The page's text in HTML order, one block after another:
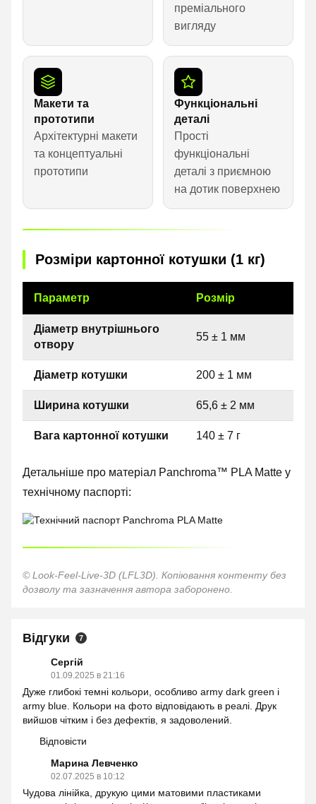
преміального
вигляду
Макети та
прототипи
Архітектурні макети
та концептуальні
прототипи
Функціональні
деталі
Прості
функціональні
деталі з приємною
на дотик поверхнею
Розміри картонної котушки (1 кг)
Параметр Розмір
Діаметр внутрішнього
отвору
55 ± 1 мм
Діаметр котушки 200 ± 1 мм
Ширина котушки 65,6 ± 2 мм
Вага картонної котушки 140 ± 7 г
Детальніше про матеріал Panchroma™ PLA Matte у
технічному паспорті:
© Look-Feel-Live-3D (LFL3D). Копіювання контенту без
дозволу та зазначення автора заборонено.
Відгуки 7
Сергій
01.09.2025 в 21:16
Дуже глибокі темні кольори, особливо army dark green і
army blue. Кольори на фото відповідають в реалі. Друк
вийшов чітким і без дефектів, я задоволений.
Відповісти
Марина Левченко
02.07.2025 в 10:12
Чудова лінійка, друкую цими матовими пластиками